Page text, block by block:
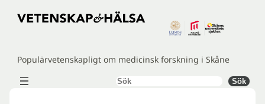
Hoppa
Populärvetenskapligt om medicinsk forskning i Skåne
Sök Sök